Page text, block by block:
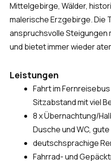
Mittelgebirge, Wälder,
malerische Erzgebirge. Die
anspruchsvolle Steigungen
und bietet immer wieder
Leistungen
Fahrt im
Sitzabstand mit viel
8 x Übernachtung/
Dusche und WC,
deutschsprachige
Fahrrad- und